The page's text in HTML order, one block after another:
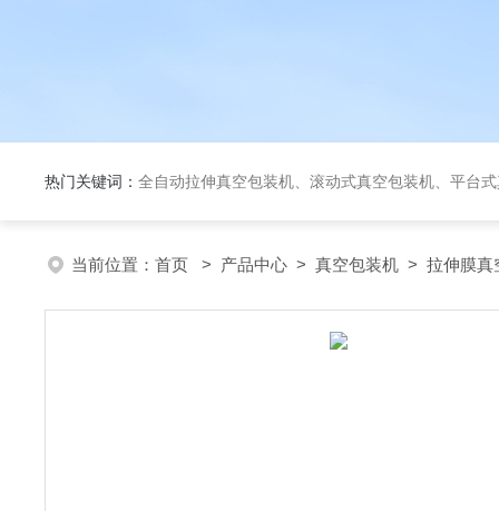
热门关键词： 全自动拉伸真空包装机、滚动式真空包装机、平台式真空包装机、大米定量
当前位置： 首页 > 产品中心 > 真空包装机 > 拉伸膜真